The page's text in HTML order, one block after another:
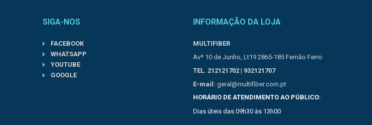
SIGA-NOS
FACEBOOK
WHATSAPP
YOUTUBE
GOOGLE
INFORMAÇÃO DA LOJA
MULTIFIBER
Avª 10 de Junho, Lt19 2865-185 Fernão Ferro
TEL. 212121702 | 932121707
E-mail: geral@multifiber.com.pt
HORÁRIO DE ATENDIMENTO AO PÚBLICO:
Dias úteis das 09h30 às 13h00